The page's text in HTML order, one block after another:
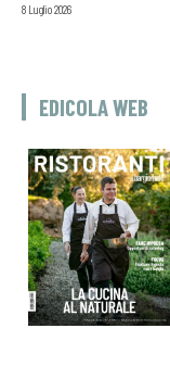
8 Luglio 2026
EDICOLA WEB